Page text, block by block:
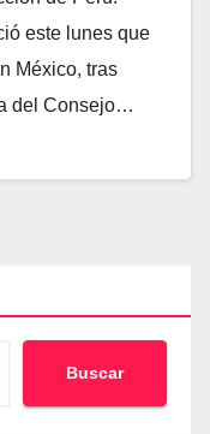
este lunes que
México, tras
del Consejo…
Buscar